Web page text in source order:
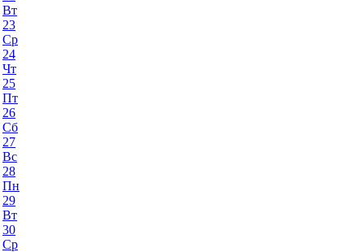
Вт
23
Ср
24
Чт
25
Пт
26
Сб
27
Вс
28
Пн
29
Вт
30
Ср